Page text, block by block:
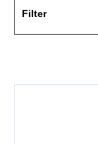
Filter